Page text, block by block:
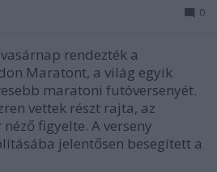
0
rendezték a
Maratont, a világ egyik
maratoni futóversenyét.
vettek részt rajta, az
figyelte. A verseny
jelentősen besegített a